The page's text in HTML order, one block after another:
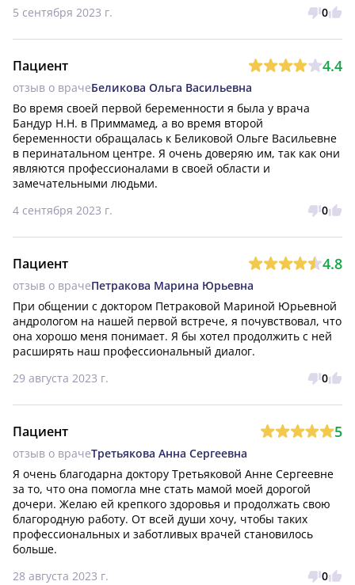
5 сентября 2023 г. 0
4.4
Пациент
отзыв о врачеБеликова Ольга Васильевна
Во время своей первой беременности я была у врача
Бандур Н.Н. в Приммамед, а во время второй
беременности обращалась к Беликовой Ольге Васильевне
в перинатальном центре. Я очень доверяю им, так как они
являются профессионалами в своей области и
замечательными людьми.
4 сентября 2023 г.
0
4.8
Пациент
отзыв о врачеПетракова Марина Юрьевна
При общении с доктором Петраковой Мариной Юрьевной
андрологом на нашей первой встрече, я почувствовал, что
она хорошо меня понимает. Я бы хотел продолжить с ней
расширять наш профессиональный диалог.
29 августа 2023 г.
0
5
Пациент
отзыв о врачеТретьякова Анна Сергеевна
Я очень благодарна доктору Третьяковой Анне Сергеевне
за то, что она помогла мне стать мамой моей дорогой
дочери. Желаю ей крепкого здоровья и продолжать свою
благородную работу. От всей души хочу, чтобы таких
профессиональных и заботливых врачей становилось
больше.
28 августа 2023 г.
0